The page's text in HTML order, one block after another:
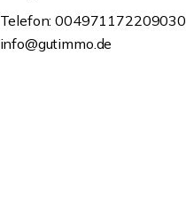
Telefon: 004971172209030
info@gutimmo.de